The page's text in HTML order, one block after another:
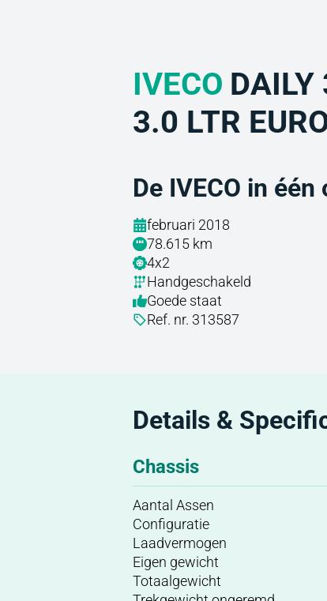
IVECO
3.0 LTR
De IVECO in
februari 2018
78.615 km
4x2
Handgeschakeld
Goede staat
Ref. nr. 313587
Details &
Chassis
Aantal Assen
Configuratie
Laadvermogen
Eigen gewicht
Totaalgewicht